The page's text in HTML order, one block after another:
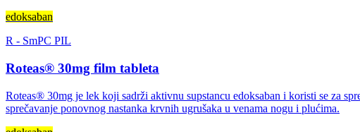
edoksaban
R - SmPC PIL
Roteas® 30mg film tableta
Roteas® 30mg je lek koji sadrži aktivnu supstancu edoksaban i koristi se za
sprečavanje ponovnog nastanka krvnih ugrušaka u venama nogu i plućima.